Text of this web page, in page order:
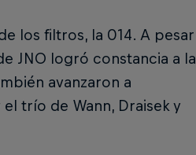
los filtros, la 014. A pesar
JNO logró constancia a la
avanzaron a
el trío de Wann, Draisek y